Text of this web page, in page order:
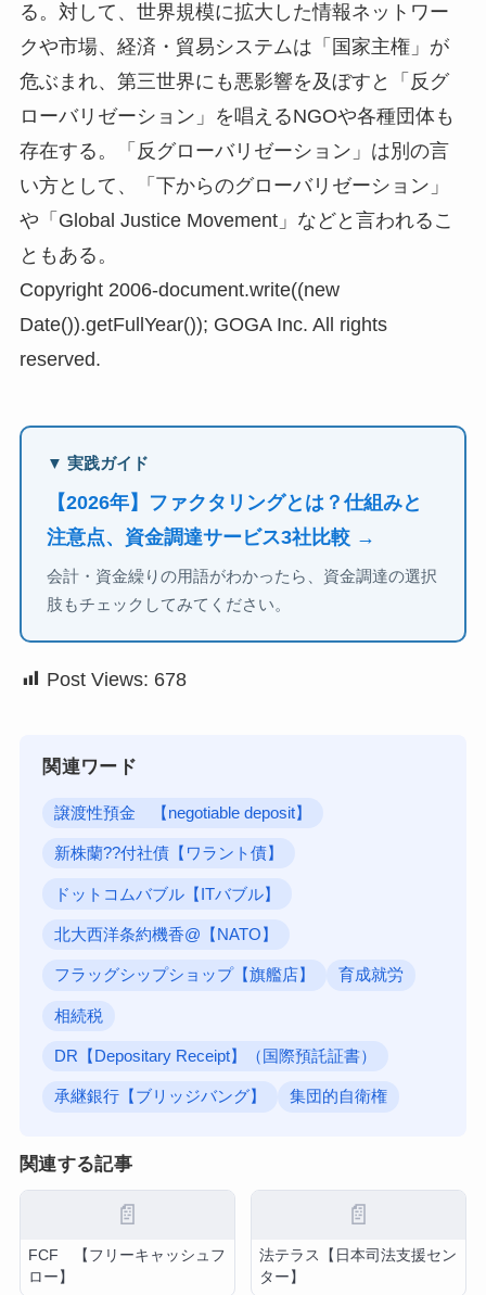
る。対して、世界規模に拡大した情報ネットワー
クや市場、経済・貿易システムは「国家主権」が
危ぶまれ、第三世界にも悪影響を及ぼすと「反グ
ローバリゼーション」を唱えるNGOや各種団体も
存在する。「反グローバリゼーション」は別の言
い方として、「下からのグローバリゼーション」
や「Global Justice Movement」などと言われるこ
ともある。
Copyright 2006-document.write((new
Date()).getFullYear()); GOGA Inc. All rights
reserved.
▼ 実践ガイド
【2026年】ファクタリングとは？仕組みと
注意点、資金調達サービス3社比較 →
会計・資金繰りの用語がわかったら、資金調達の選択
肢もチェックしてみてください。
Post Views: 678
関連ワード
譲渡性預金 【negotiable deposit】
新株蘭??付社債【ワラント債】
ドットコムバブル【ITバブル】
北大西洋条約機香@【NATO】
フラッグシップショップ【旗艦店】 育成就労
相続税
DR【Depositary Receipt】（国際預託証書）
承継銀行【ブリッジバング】 集団的自衛権
関連する記事
📄
FCF 【フリーキャッシュフ
ロー】
📄
法テラス【日本司法支援セン
ター】